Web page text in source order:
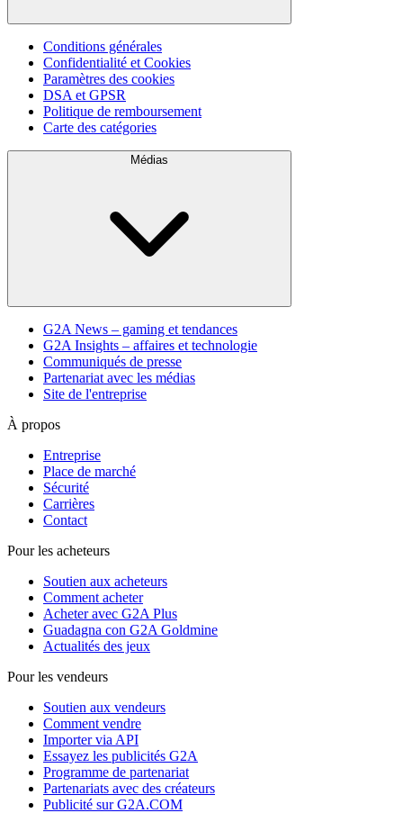
Conditions générales
Confidentialité et Cookies
Paramètres des cookies
DSA et GPSR
Politique de remboursement
Carte des catégories
Médias
G2A News – gaming et tendances
G2A Insights – affaires et technologie
Communiqués de presse
Partenariat avec les médias
Site de l'entreprise
À propos
Entreprise
Place de marché
Sécurité
Carrières
Contact
Pour les acheteurs
Soutien aux acheteurs
Comment acheter
Acheter avec G2A Plus
Guadagna con G2A Goldmine
Actualités des jeux
Pour les vendeurs
Soutien aux vendeurs
Comment vendre
Importer via API
Essayez les publicités G2A
Programme de partenariat
Partenariats avec des créateurs
Publicité sur G2A.COM